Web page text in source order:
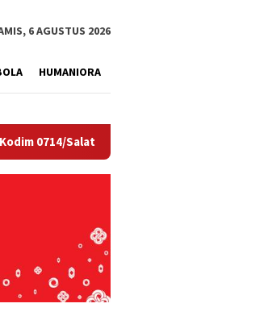
6 AGUSTUS 2026
HUMANIORA
Jadi Inspirasi Pembangunan Desa